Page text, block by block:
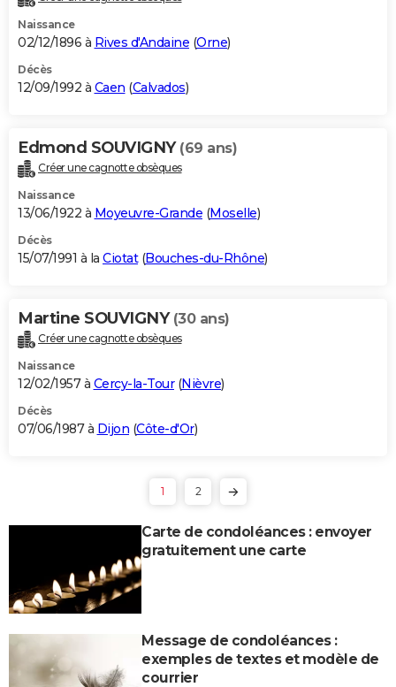
Naissance
02/12/1896 à Rives d'Andaine (Orne)
Décès
12/09/1992 à Caen (Calvados)
Edmond SOUVIGNY (69 ans)
Créer une cagnotte obsèques
Naissance
13/06/1922 à Moyeuvre-Grande (Moselle)
Décès
15/07/1991 à la Ciotat(Bouches-du-Rhône)
Martine SOUVIGNY (30 ans)
Créer une cagnotte obsèques
Naissance
12/02/1957 à Cercy-la-Tour(Nièvre)
Décès
07/06/1987 à Dijon (Côte-d'Or)
1 2
Carte de condoléances : envoyer
gratuitement une carte
Message de condoléances :
exemples de textes et modèle de
courrier